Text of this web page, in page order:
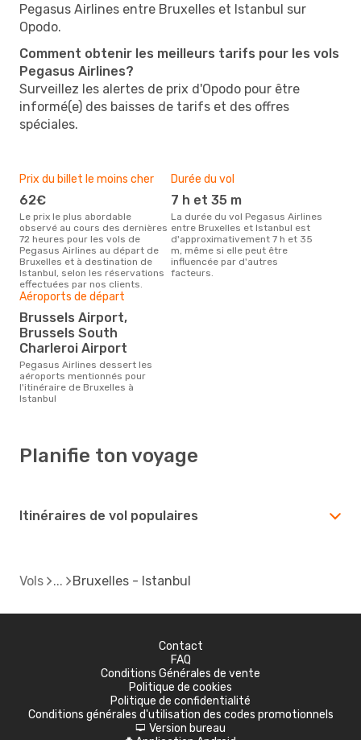
Pegasus Airlines entre Bruxelles et Istanbul sur
Opodo.
Comment obtenir les meilleurs tarifs pour les vols
Pegasus Airlines?
Surveillez les alertes de prix d'Opodo pour être
informé(e) des baisses de tarifs et des offres
spéciales.
Prix du billet le moins cher
62€
Le prix le plus abordable
observé au cours des dernières
72 heures pour les vols de
Pegasus Airlines au départ de
Bruxelles et à destination de
Istanbul, selon les réservations
effectuées par nos clients.
Durée du vol
7 h et 35 m
La durée du vol Pegasus Airlines
entre Bruxelles et Istanbul est
d'approximativement 7 h et 35
m, même si elle peut être
influencée par d'autres
facteurs.
Aéroports de départ
Brussels Airport,
Brussels South
Charleroi Airport
Pegasus Airlines dessert les
aéroports mentionnés pour
l'itinéraire de Bruxelles à
Istanbul
Planifie ton voyage
Itinéraires de vol populaires
Vols Bruxelles - Istanbul
Contact
FAQ
Conditions Générales de vente
Politique de cookies
Politique de confidentialité
Conditions générales d'utilisation des codes promotionnels
d Version bureau